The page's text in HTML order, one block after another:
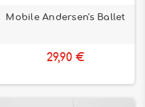
Mobile Andersen's Ballet
29,90 €